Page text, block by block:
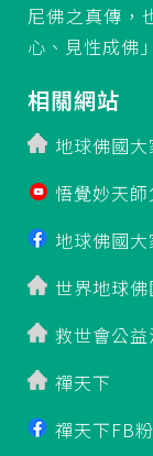
尼佛之真傳，
心、見性成佛
相關網站
地球佛國
悟覺妙天
地球佛國
世界地球
救世會公益
禪天下
禪天下FB